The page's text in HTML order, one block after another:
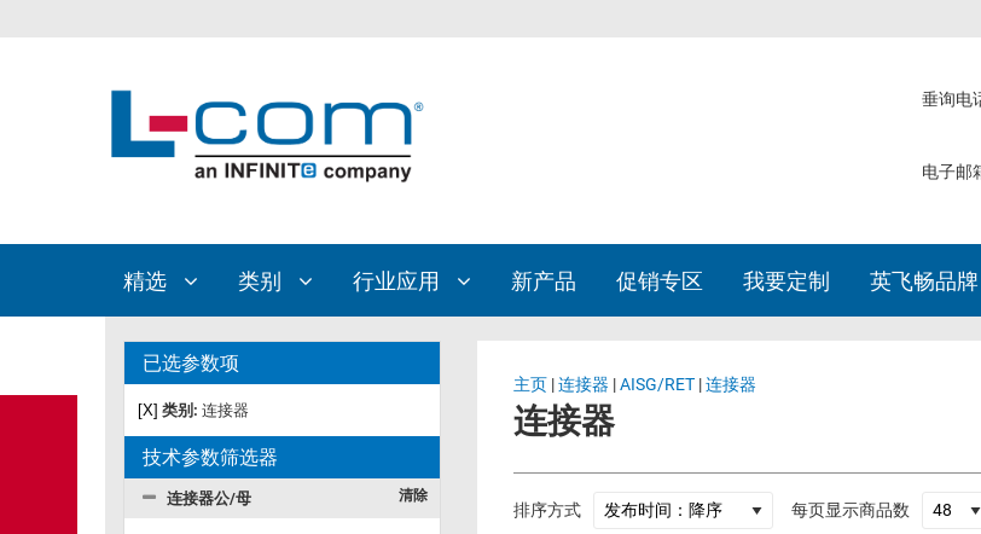
垂询电
电子邮
精选 类别 行业应用 新产品 促销专区 我要定制 英飞畅品牌
已选参数项
[X] 类别: 连接器
技术参数筛选器
清除
连接器公/母
主页|连接器 |AISG/RET |连接器
连接器
排序方式 每页显示商品数